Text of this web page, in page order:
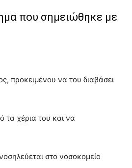
που σημειώθηκε με
προκειμένου να του διαβάσει
χέρια του και να
στο νοσοκομείο